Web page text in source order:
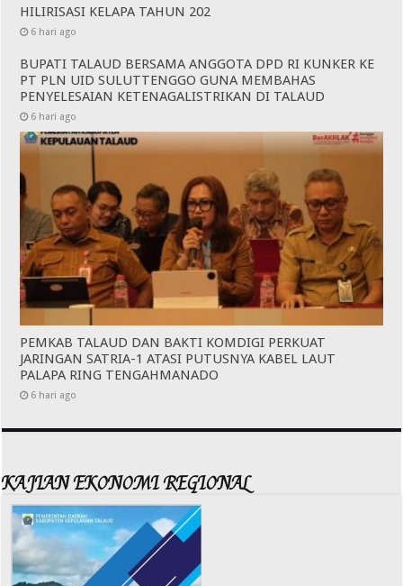
HILIRISASI KELAPA TAHUN 202
6 hari ago
BUPATI TALAUD BERSAMA ANGGOTA DPD RI KUNKER KE
PT PLN UID SULUTTENGGO GUNA MEMBAHAS
PENYELESAIAN KETENAGALISTRIKAN DI TALAUD
6 hari ago
PEMKAB TALAUD DAN BAKTI KOMDIGI PERKUAT
JARINGAN SATRIA-1 ATASI PUTUSNYA KABEL LAUT
PALAPA RING TENGAHMANADO
6 hari ago
KAJIAN EKONOMI REGIONAL